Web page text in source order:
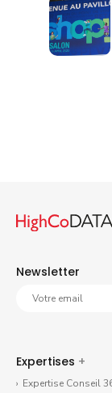
Newsletter
Expertises +
Expertise Conseil